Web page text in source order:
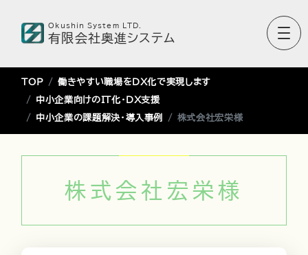
Okushin System LTD.
有限会社奥進システム
TOP
働きやすい職場をDX化で実現します
中小企業向けのIT化・DX支援
中小企業の課題解決・導入事例
株式会社宏栄様
株式会社宏栄様